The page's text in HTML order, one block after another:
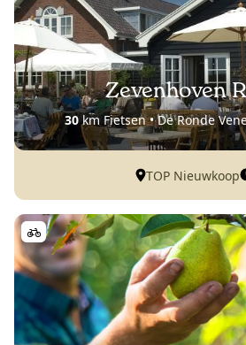
Zevenhoven
30km Fietsen • De Ronde
TOP Nieuwkoop